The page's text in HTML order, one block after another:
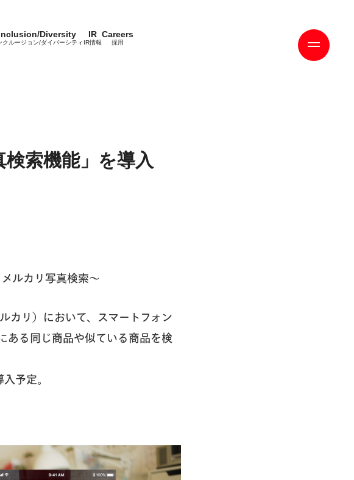
Diversity
クルージョン/ダイバーシティ
IR
IR情報
Careers
採用
索機能」を導入
ルカリ写真検索〜
カリ）において、スマートフォン
ある同じ商品や似ている商品を検
予定。